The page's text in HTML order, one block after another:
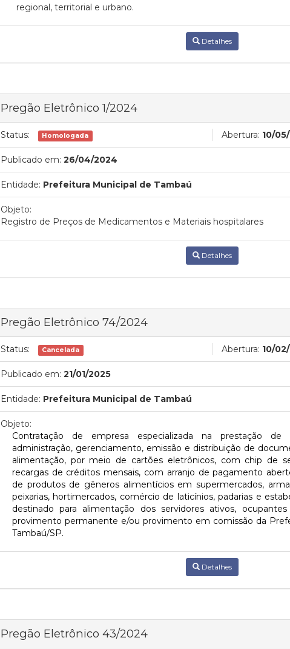
regional, territorial e urbano.
Detalhes
Pregão Eletrônico 1/2024
Status: Homologada Abertura: 10/
Publicado em: 26/04/2024
Entidade: Prefeitura Municipal de Tambaú
Objeto:
Registro de Preços de Medicamentos e Materiais hospitalares
Detalhes
Pregão Eletrônico 74/2024
Status: Cancelada Abertura: 10/
Publicado em: 21/01/2025
Entidade: Prefeitura Municipal de Tambaú
Objeto:
Contratação de empresa especializada na prestação de
administração, gerenciamento, emissão e distribuição de
alimentação, por meio de cartões eletrônicos, com chip de
recargas de créditos mensais, com arranjo de pagamento
de produtos de gêneros alimentícios em supermercados,
peixarias, hortimercados, comércio de laticínios, padarias e
destinado para alimentação dos servidores ativos,
provimento permanente e/ou provimento em comissão da
Tambaú/SP.
Detalhes
Pregão Eletrônico 43/2024